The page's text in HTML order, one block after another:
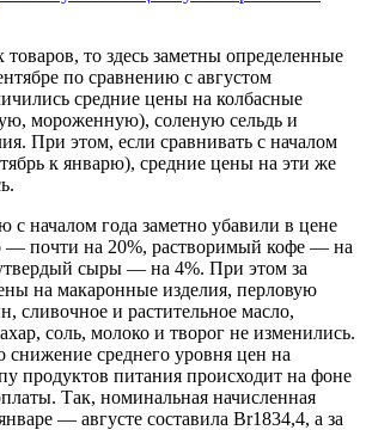
товаров, то здесь заметны определенные
по сравнению с августом
средние цены на колбасные
мороженную), соленую сельдь и
При этом, если сравнивать с началом
к январю), средние цены на эти же
с началом года заметно убавили в цене
— почти на 20%, растворимый кофе — на
сыры — на 4%. При этом за
на макаронные изделия, перловую
сливочное и растительное масло,
соль, молоко и творог не изменились.
снижение среднего уровня цен на
продуктов питания происходит на фоне
Так, номинальная начисленная
— августе составила Br1834,4, а за